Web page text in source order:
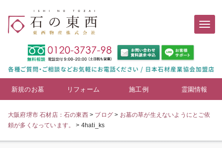
新規のお墓 リフォーム 施工例 霊園情報
大阪府堺市 石材店：石の東西> ブログ > お墓の草が生えないようにとご依
頼が多くなっています。
> 4hati_ks